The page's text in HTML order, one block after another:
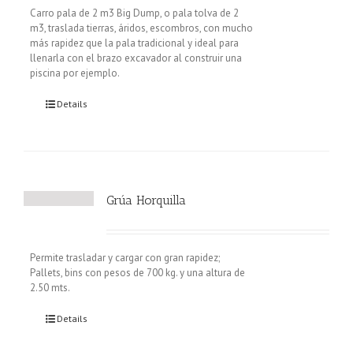
Carro pala de 2 m3 Big Dump, o pala tolva de 2
m3, traslada tierras, áridos, escombros, con mucho
más rapidez que la pala tradicional y ideal para
llenarla con el brazo excavador al construir una
piscina por ejemplo.
Details
Grúa Horquilla
Permite trasladar y cargar con gran rapidez;
Pallets, bins con pesos de 700 kg. y una altura de
2.50 mts.
Details